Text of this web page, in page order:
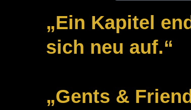
„Ein Kapitel
sich neu auf.“
„Gents &